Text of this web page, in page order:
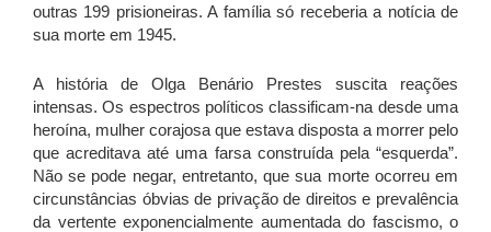
outras 199 prisioneiras. A família só receberia a notícia de
sua morte em 1945.
A história de Olga Benário Prestes suscita reações
intensas. Os espectros políticos classificam-na desde uma
heroína, mulher corajosa que estava disposta a morrer pelo
que acreditava até uma farsa construída pela “esquerda”.
Não se pode negar, entretanto, que sua morte ocorreu em
circunstâncias óbvias de privação de direitos e prevalência
da vertente exponencialmente aumentada do fascismo, o